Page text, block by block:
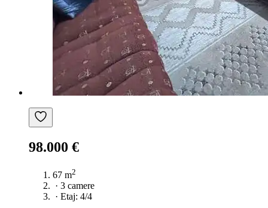
98.000 €
67 m2
· 3 camere
· Etaj: 4/4